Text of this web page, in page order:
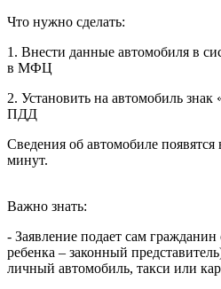
Что нужно сделать:
1. Внести данные автомобиля в
в МФЦ
2. Установить на автомобиль
ПДД
Сведения об автомобиле появятся
минут.
Важно знать:
- Заявление подает сам
ребенка – законный
личный автомобиль, такси или